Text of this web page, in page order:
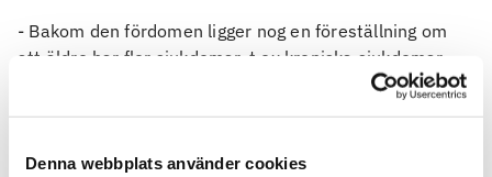
Denna webbplats använder cookies
- Bakom den fördomen ligger nog en föreställning om
att äldre har fler sjukdomar, t ex kroniska sjukdomar,
vilket är helt korrekt. Men vi lever annorlunda idag med
behandlingsmetoder har gått framåt. Du kan leva med